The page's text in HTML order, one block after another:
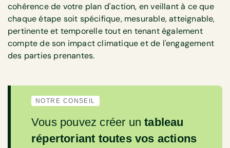
cohérence de votre plan d'action, en veillant à ce que
chaque étape soit spécifique, mesurable, atteignable,
pertinente et temporelle tout en tenant également
compte de son impact climatique et de l'engagement
des parties prenantes.
NOTRE CONSEIL
Vous pouvez créer untableau
répertoriant toutes vos actions